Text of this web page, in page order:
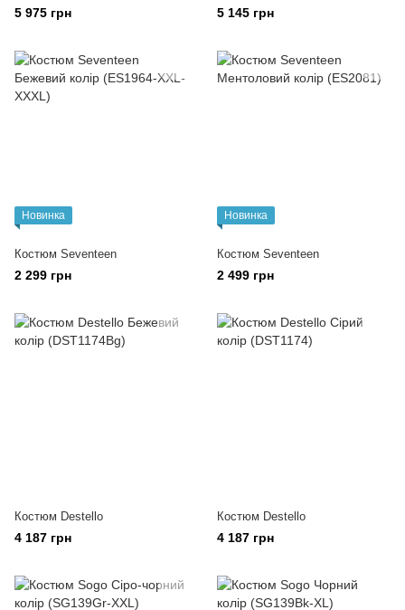
5 975 грн 5 145 грн
Новинка
Костюм Seventeen
2 299 грн
Новинка
Костюм Seventeen
2 499 грн
Костюм Destello
4 187 грн
Костюм Destello
4 187 грн